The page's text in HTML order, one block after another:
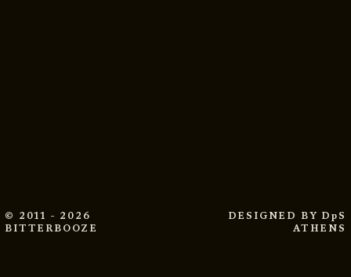
© 2011 - 2026
BITTERBOOZE
DESIGNED BY DpS
ATHENS